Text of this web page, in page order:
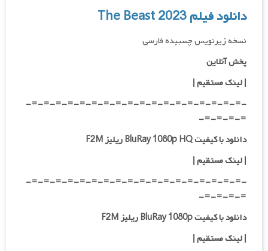
دانلود فیلم The Beast 2023
نسخه زیرنویس چسبیده فارسی
پخش آنلاین
| لینک مستقیم|
-=-=-=-=-=-=-=-=-=-=-=-=-=-=-=-=-=-=-
=-=-=-=-
دانلود با کیفیت BluRay 1080p HQ ریلیز F2M
|لینک مستقیم|
-=-=-=-=-=-=-=-=-=-=-=-=-=-=-=-=-=-=-
=-=-=-=-
دانلود با کیفیت BluRay 1080p ریلیز F2M
|لینک مستقیم|